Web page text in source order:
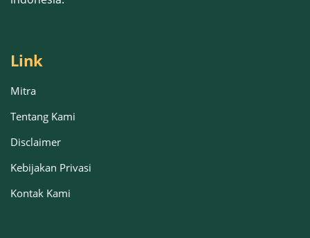
Link
Mitra
Tentang Kami
Disclaimer
Kebijakan Privasi
Kontak Kami